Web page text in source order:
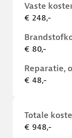
Vaste
€ 248,-
€ 80,-
Reparatie,
€ 48,-
Totale
€ 948,-